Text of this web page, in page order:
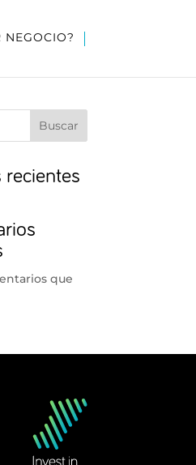
NEGOCIO?
Buscar
recientes
que